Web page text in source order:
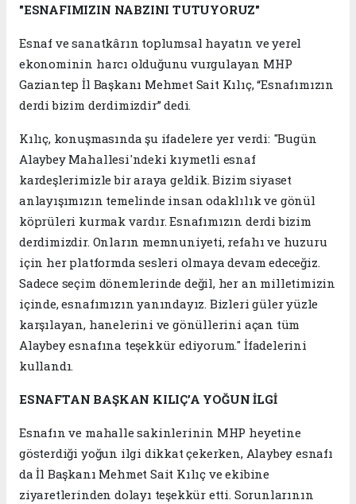
"ESNAFIMIZIN NABZINI TUTUYORUZ"
Esnaf ve sanatkârın toplumsal hayatın ve yerel
ekonominin harcı olduğunu vurgulayan MHP
Gaziantep İl Başkanı Mehmet Sait Kılıç, “Esnafımızın
derdi bizim derdimizdir” dedi.
Kılıç, konuşmasında şu ifadelere yer verdi: "Bugün
Alaybey Mahallesi'ndeki kıymetli esnaf
kardeşlerimizle bir araya geldik. Bizim siyaset
anlayışımızın temelinde insan odaklılık ve gönül
köprüleri kurmak vardır. Esnafımızın derdi bizim
derdimizdir. Onların memnuniyeti, refahı ve huzuru
için her platformda sesleri olmaya devam edeceğiz.
Sadece seçim dönemlerinde değil, her an milletimizin
içinde, esnafımızın yanındayız. Bizleri güler yüzle
karşılayan, hanelerini ve gönüllerini açan tüm
Alaybey esnafına teşekkür ediyorum." İfadelerini
kullandı.
ESNAFTAN BAŞKAN KILIÇ’A YOĞUN İLGİ
Esnafın ve mahalle sakinlerinin MHP heyetine
gösterdiği yoğun ilgi dikkat çekerken, Alaybey esnafı
da İl Başkanı Mehmet Sait Kılıç ve ekibine
ziyaretlerinden dolayı teşekkür etti. Sorunlarının